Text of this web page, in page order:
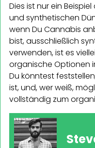
Dies ist nur ein
und synthetischen
wenn Du Cannabis
bist, ausschließlich
verwenden, ist es
organische Optionen
Du könntest
ist, und, wer weiß,
vollständig zum